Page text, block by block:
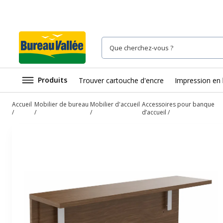
Produits Trouver cartouche d'encre Impression en
Accueil Mobilier de bureau Mobilier d'accueil Accessoires pour banque
d’accueil